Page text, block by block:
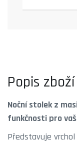
Popis zboží
Noční stolek z
funkčnosti pro
Představuje